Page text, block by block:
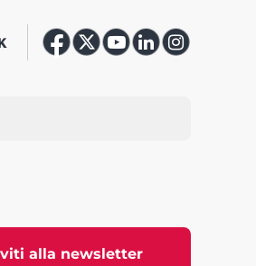
alla newsletter